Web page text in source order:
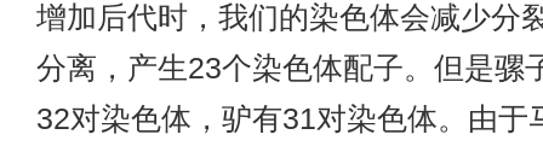
增加后代时，我们的染色体会减少分
分离，产生23个染色体配子。但是骡
32对染色体，驴有31对染色体。由于